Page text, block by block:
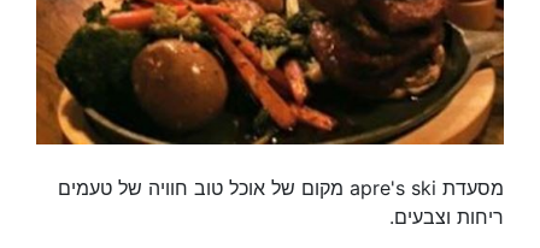
מסעדת apre's ski מקום של אוכל טוב חוויה של טעמים
ריחות וצבעים.